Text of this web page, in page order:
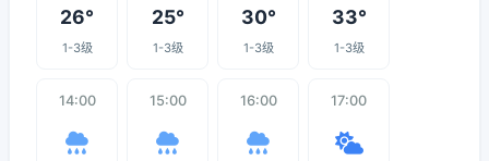
26°
1-3级
25°
1-3级
30°
1-3级
33°
1-3级
14:00 15:00 16:00 17:00